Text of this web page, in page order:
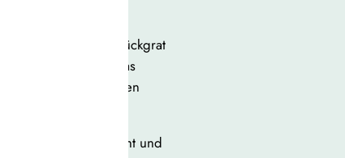
und der zunächst
das thematische Rückgrat
und um das, was
Grenzen
aus Nachsicht und